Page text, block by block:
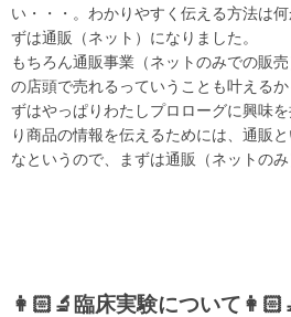
い・・・。わかりやすく伝える方法は
ずは通販（ネット）になりました。
もちろん通販事業（ネットのみでの販
の店頭で売れるっていうことも叶える
ずはやっぱりわたしプロローグに興味
り商品の情報を伝えるためには、通販
なというので、まずは通販（ネットの
👩🏻‍🔬臨床実験について